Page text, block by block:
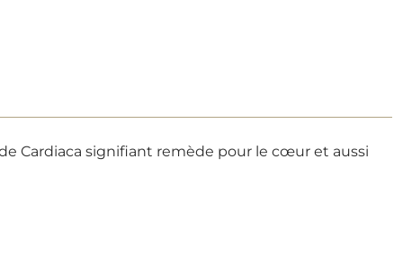
Cardiaca signifiant remède pour le cœur et aussi